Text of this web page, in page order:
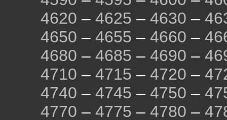
4620 – 4625 – 4630 –
4650 – 4655 – 4660 –
4680 – 4685 – 4690 –
4710 – 4715 – 4720 –
4740 – 4745 – 4750 –
4770 – 4775 – 4780 –